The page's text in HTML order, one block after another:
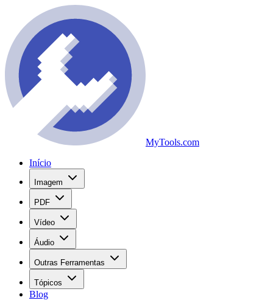
MyTools.com
Início
Imagem
PDF
Vídeo
Áudio
Outras Ferramentas
Tópicos
Blog